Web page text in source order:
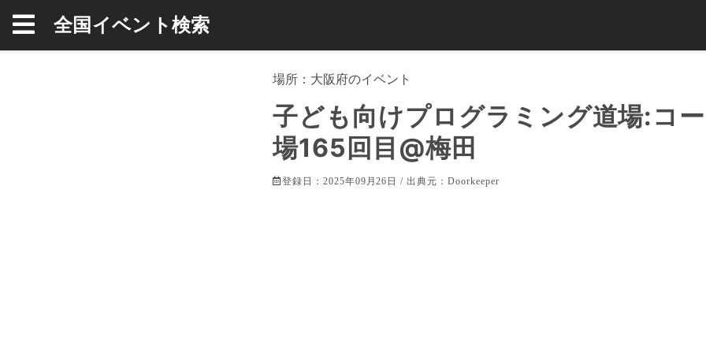
全国イベント検索
場所： 大阪府のイベント
子ども向けプログラミング道場:コ
場165回目@梅田
登録日：2025年09月26日 / 出典元：Doorkeeper